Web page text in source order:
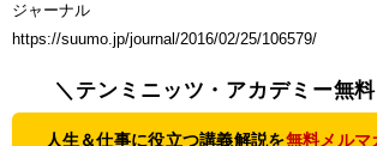
ジャーナル
https://suumo.jp/journal/2016/02/25/106579/
＼テンミニッツ・アカデミー無
人生＆仕事に役立つ講義解説を無料メルマ